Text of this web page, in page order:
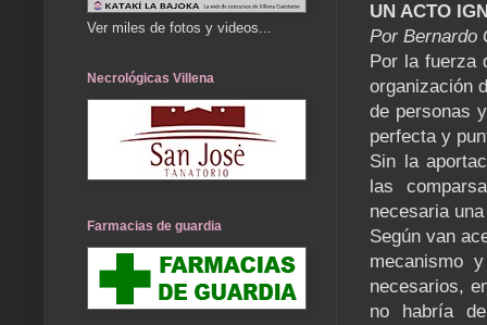
UN ACTO
Por Bernardo
Por la fuerza
organización
de personas
perfecta y
Sin la
las
necesaria
Según van
mecanismo
necesarios,
no habría
Ver miles de fotos y videos...
Necrológicas Villena
Farmacias de guardia